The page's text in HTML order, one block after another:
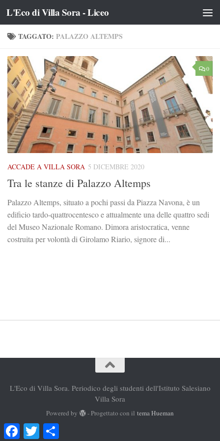
Salta al contenuto
L'Eco di Villa Sora - Liceo
TAGGATO: PALAZZO ALTEMPS
0
ACCADE A VILLA SORA 5 DICEMBRE 2020
Tra le stanze di Palazzo Altemps
Palazzo Altemps, situato a pochi passi da Piazza Navona, è un
edificio tardo-quattrocentesco e attualmente una delle quattro sedi
del Museo Nazionale Romano. Dimora aristocratica, venne
costruita per volontà di Girolamo Riario, signore di...
L'Eco di Villa Sora. Periodico degli studenti dell'Istituto Salesiano
Villa Sora
Powered by - Progettato con iltema Hueman
FacebookTwitter